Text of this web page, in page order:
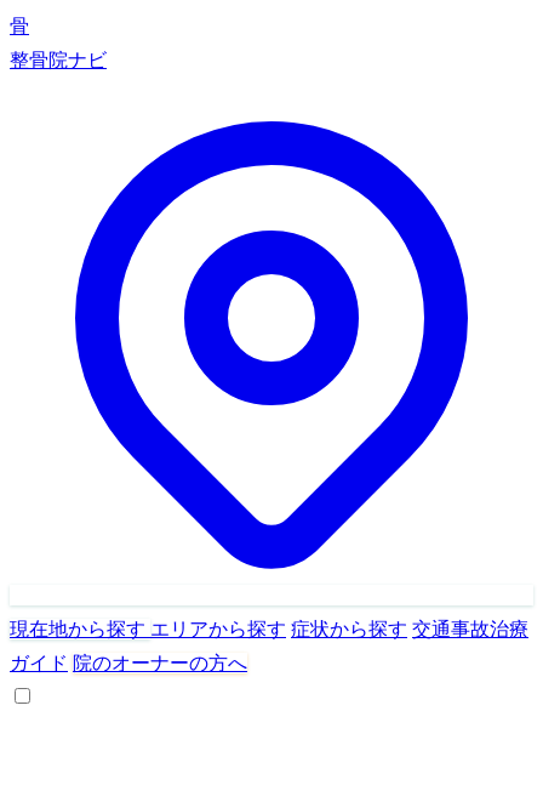
骨
整骨院ナビ
現在地から探す エリアから探す 症状から探す 交通事故治療
ガイド 院のオーナーの方へ